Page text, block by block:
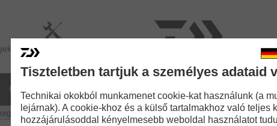
ORSÓK BOTOK APRÓCIKKEK
/ Kapcsok Super Safe Lure Swivel Type II
Tiszteletben tartjuk a személyes adataid
Technikai okokból munkamenet cookie-kat használunk (a
lejárnak). A cookie-khoz és a külső tartalmakhoz való teljes
hozzájárulásoddal kényelmesebb weboldal használatot